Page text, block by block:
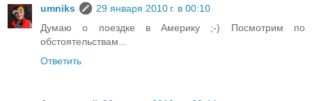
umniks
29 января 2010 г. в 00:10
Думаю о поездке в Америку ;-) Посмотрим по
обстоятельствам...
Ответить